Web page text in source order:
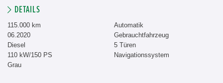
DETAILS
115.000 km
06.2020
Diesel
110 kW/150 PS
Grau
Automatik
Gebrauchtfahrzeug
5 Türen
Navigationssystem